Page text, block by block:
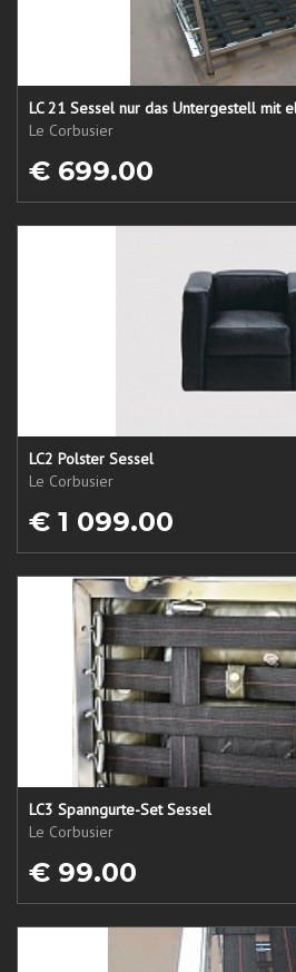
LC 21 Sessel nur das Untergestell mit
Le Corbusier
€ 699.00
LC2 Polster Sessel
Le Corbusier
€ 1 099.00
LC3 Spanngurte-Set Sessel
Le Corbusier
€ 99.00